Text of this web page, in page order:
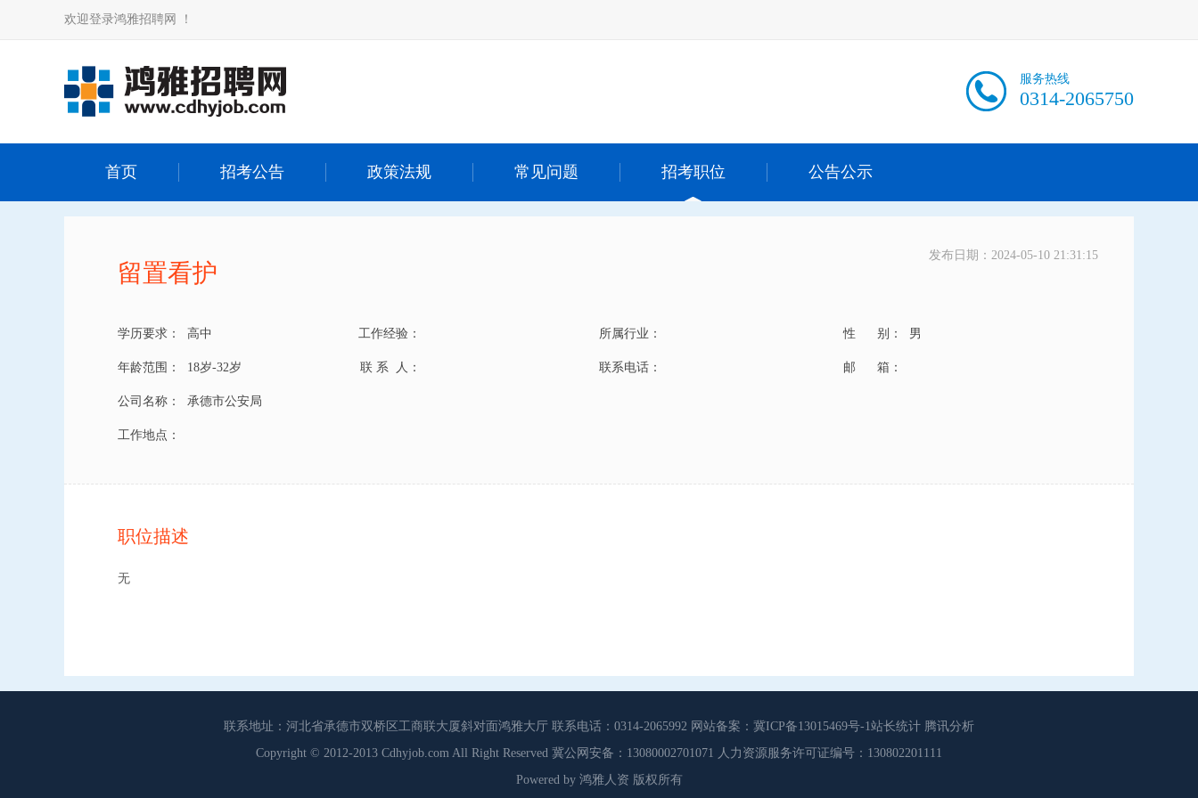
欢迎登录鸿雅招聘网 ！
服务热线
0314-2065750
首页 招考公告 政策法规 常见问题 招考职位 公告公示
发布日期：2024-05-10 21:31:15
留置看护
学历要求： 高中 工作经验： 所属行业： 性 别： 男
年龄范围： 18岁-32岁 联 系 人： 联系电话： 邮 箱：
公司名称： 承德市公安局
工作地点：
职位描述
无
联系地址：河北省承德市双桥区工商联大厦斜对面鸿雅大厅 联系电话：0314-2065992 网站备案：冀ICP备13015469号-1站长统计 腾讯分析
Copyright © 2012-2013 Cdhyjob.com All Right Reserved 冀公网安备：13080002701071 人力资源服务许可证编号：130802201111
Powered by 鸿雅人资 版权所有